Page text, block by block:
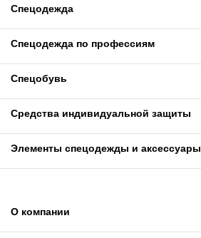
Спецодежда
Спецодежда по профессиям
Спецобувь
Средства индивидуальной защиты
Элементы спецодежды и аксессуары
О компании